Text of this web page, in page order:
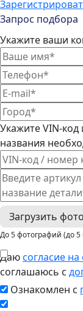
Запрос подбора
Укажите ваши
Укажите VIN-
названия
Загрузить
До 5 фотографий (до
Даюсогласие
соглашаюсь с
Ознакомлен с